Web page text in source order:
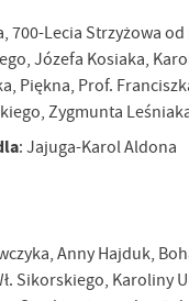
700-Lecia Strzyżowa
Józefa Kosiaka,
Piękna, Prof.
Zygmunta
: Jajuga-Karol Aldona
Anny Hajduk,
Sikorskiego, Karoliny